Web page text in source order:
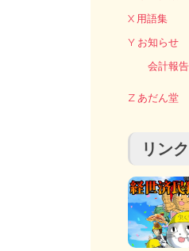
X 用語集
Y お知らせ
会計報告
Z あだん堂
リンク